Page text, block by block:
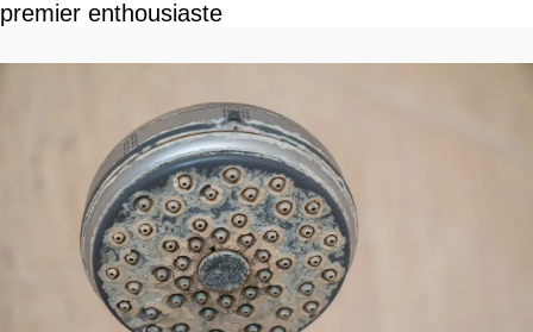
premier enthousiaste